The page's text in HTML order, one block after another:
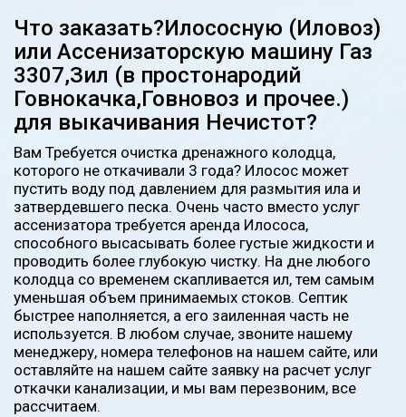
Что заказать?Илососную (Иловоз)
или Ассенизаторскую машину Газ
3307,Зил (в простонародий
Говнокачка,Говновоз и прочее.)
для выкачивания Нечистот?
Вам Требуется очистка дренажного колодца,
которого не откачивали 3 года? Илосос может
пустить воду под давлением для размытия ила и
затвердевшего песка. Очень часто вместо услуг
ассенизатора требуется аренда Илососа,
способного высасывать более густые жидкости и
проводить более глубокую чистку. На дне любого
колодца со временем скапливается ил, тем самым
уменьшая объем принимаемых стоков. Септик
быстрее наполняется, а его заиленная часть не
используется. В любом случае, звоните нашему
менеджеру, номера телефонов на нашем сайте, или
оставляйте на нашем сайте заявку на расчет услуг
откачки канализации, и мы вам перезвоним, все
рассчитаем.